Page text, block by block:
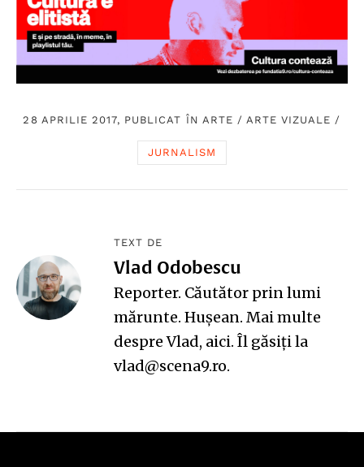
28 APRILIE 2017, PUBLICAT ÎN ARTE / ARTE VIZUALE /
JURNALISM
TEXT DE
Vlad Odobescu
Reporter. Căutător prin lumi
mărunte. Hușean. Mai multe
despre Vlad, aici. Îl găsiți la
vlad@scena9.ro.